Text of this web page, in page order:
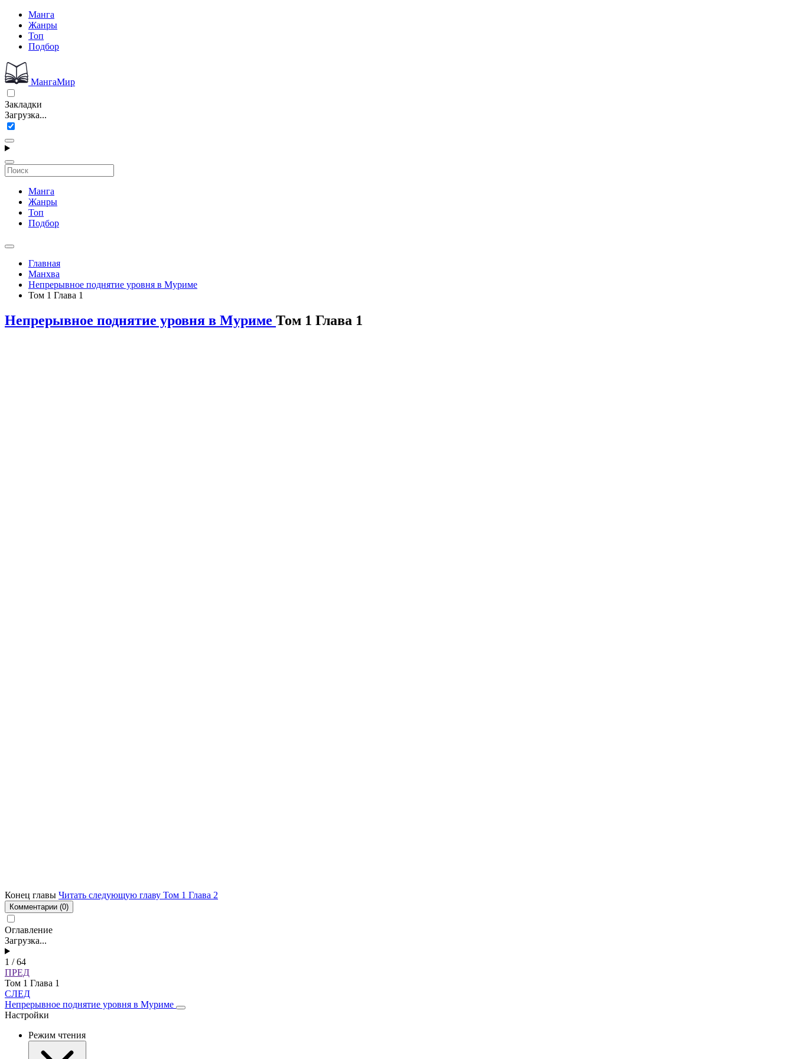
Манга
Жанры
Топ
Подбор
МангаМир
Закладки
Загрузка...
Манга
Жанры
Топ
Подбор
Главная
Манхва
Непрерывное поднятие уровня в Муриме
Том 1 Глава 1
Непрерывное поднятие уровня в Муриме Том 1 Глава 1
Конец главы Читать следующую главу Том 1 Глава 2
Комментарии (0)
Оглавление
Загрузка...
1 / 64
ПРЕД
Том 1 Глава 1
СЛЕД
Непрерывное поднятие уровня в Муриме
Настройки
Режим чтения